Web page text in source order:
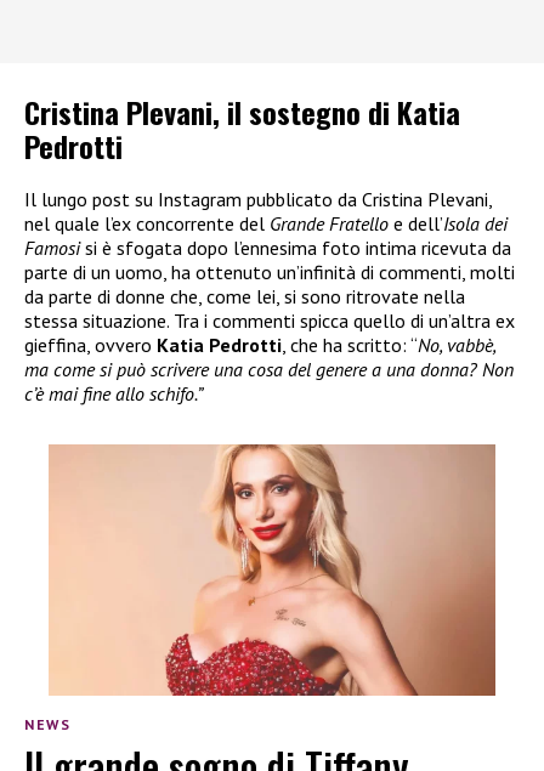
Cristina Plevani, il sostegno di Katia
Pedrotti
Il lungo post su Instagram pubblicato da Cristina Plevani,
nel quale l’ex concorrente del Grande Fratello e dell’Isola dei
Famosisi è sfogata dopo l’ennesima foto intima ricevuta da
parte di un uomo, ha ottenuto un’infinità di commenti, molti
da parte di donne che, come lei, si sono ritrovate nella
stessa situazione. Tra i commenti spicca quello di un’altra ex
gieffina, ovvero Katia Pedrotti, che ha scritto: “No, vabbè,
ma come si può scrivere una cosa del genere a una donna? Non
c’è mai fine allo schifo.”
NEWS